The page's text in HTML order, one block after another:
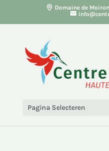
Domaine de
Pagina Selecteren